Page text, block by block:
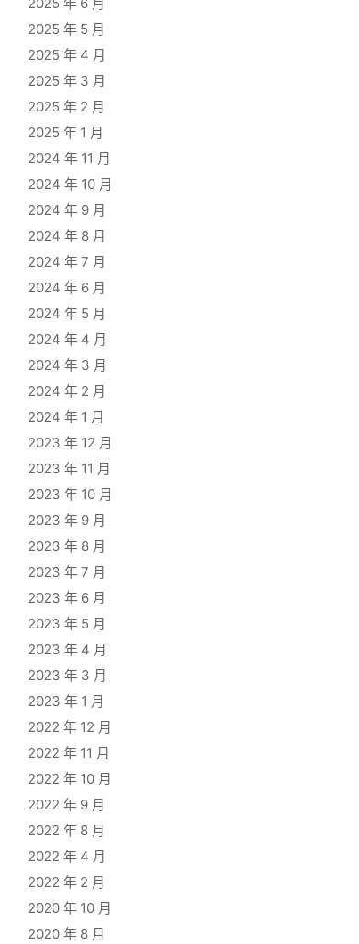
2025 年 5 月
2025 年 4 月
2025 年 3 月
2025 年 2 月
2025 年 1 月
2024 年 11 月
2024 年 10 月
2024 年 9 月
2024 年 8 月
2024 年 7 月
2024 年 6 月
2024 年 5 月
2024 年 4 月
2024 年 3 月
2024 年 2 月
2024 年 1 月
2023 年 12 月
2023 年 11 月
2023 年 10 月
2023 年 9 月
2023 年 8 月
2023 年 7 月
2023 年 6 月
2023 年 5 月
2023 年 4 月
2023 年 3 月
2023 年 1 月
2022 年 12 月
2022 年 11 月
2022 年 10 月
2022 年 9 月
2022 年 8 月
2022 年 4 月
2022 年 2 月
2020 年 10 月
2020 年 8 月